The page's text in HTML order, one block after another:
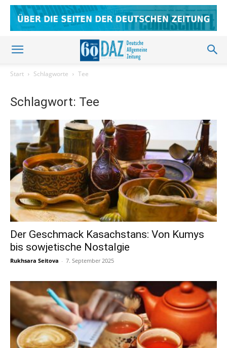
Start Schlagworte Tee
Schlagwort: Tee
Der Geschmack Kasachstans: Von Kumys
bis sowjetische Nostalgie
Rukhsara Seitova - 7. September 2025